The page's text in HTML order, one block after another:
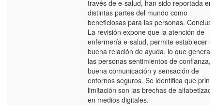
través de e-salud, han sido reportada en
distintas partes del mundo como
beneficiosas para las personas.
La revisión expone que la atención de
enfermería e-salud, permite establecer
buena relación de ayuda, lo que genera
las personas sentimientos de confianza,
buena comunicación y sensación de
entornos seguros. Se identifica que
limitación son las brechas de
en medios digitales.